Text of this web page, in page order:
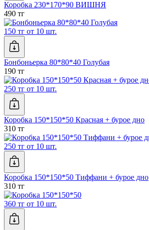
Коробка 230*170*90 ВИШНЯ
490 тг
150 тг от 10 шт.
Бонбоньерка 80*80*40 Голубая
190 тг
250 тг от 10 шт.
Коробка 150*150*50 Красная + бурое дно
310 тг
250 тг от 10 шт.
Коробка 150*150*50 Тиффани + бурое дно
310 тг
360 тг от 10 шт.